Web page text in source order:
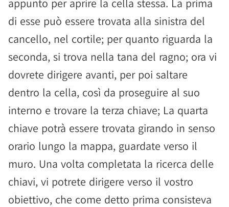
appunto per aprire la cella stessa. La prima
di esse può essere trovata alla sinistra del
cancello, nel cortile; per quanto riguarda la
seconda, si trova nella tana del ragno; ora vi
dovrete dirigere avanti, per poi saltare
dentro la cella, così da proseguire al suo
interno e trovare la terza chiave; La quarta
chiave potrà essere trovata girando in senso
orario lungo la mappa, guardate verso il
muro. Una volta completata la ricerca delle
chiavi, vi potrete dirigere verso il vostro
obiettivo, che come detto prima consisteva